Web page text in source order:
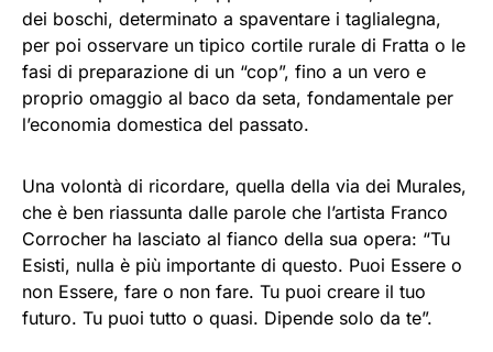
dei boschi, determinato a spaventare i taglialegna,
per poi osservare un tipico cortile rurale di Fratta o le
fasi di preparazione di un “cop”, fino a un vero e
proprio omaggio al baco da seta, fondamentale per
l’economia domestica del passato.
Una volontà di ricordare, quella della via dei Murales,
che è ben riassunta dalle parole che l’artista Franco
Corrocher ha lasciato al fianco della sua opera: “Tu
Esisti, nulla è più importante di questo. Puoi Essere o
non Essere, fare o non fare. Tu puoi creare il tuo
futuro. Tu puoi tutto o quasi. Dipende solo da te”.